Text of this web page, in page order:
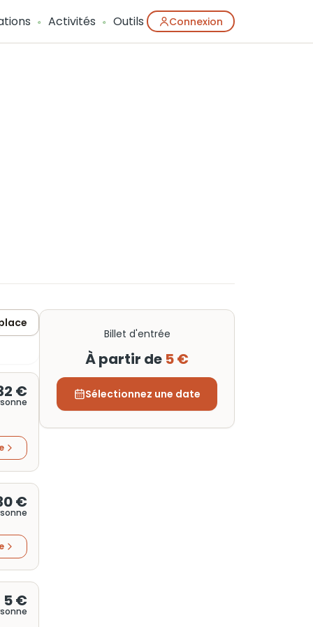
Activités Outils Connexion
€
€
5 €
Billet d'entrée
À partir de 5 €
Sélectionnez une date